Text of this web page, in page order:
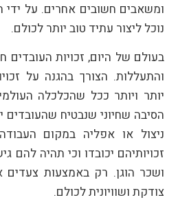
ומשאבים חשובים אחרים. על ידי
נוכל ליצור עתיד טוב יותר לכולם.
בעולם של היום, זכויות העובדים
והתעללות. הצורך בהגנה על
יותר ויותר ככל שהכלכלה
הסיבה שחיוני שנבטיח שהעובדים
ניצול או אפליה במקום
זכויותיהם יכובדו וכי תהיה להם
ושכר הוגן. רק באמצעות צעדים
צודקת ושוויונית לכולם.